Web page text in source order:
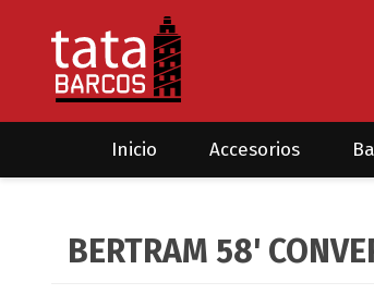
Inicio Accesorios
Ánodos
CRUCEROS
HAYN
BERTRAM 58'